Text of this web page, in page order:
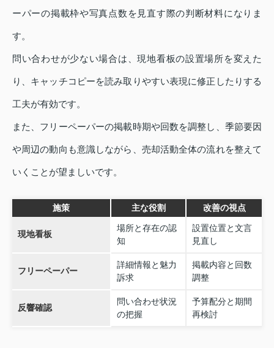
ーパーの掲載枠や写真点数を見直す際の判断材料になりま
す。
問い合わせが少ない場合は、現地看板の設置場所を変えた
り、キャッチコピーを読み取りやすい表現に修正したりする
工夫が有効です。
また、フリーペーパーの掲載時期や回数を調整し、季節要因
や周辺の動向も意識しながら、売却活動全体の流れを整えて
いくことが望ましいです。
施策 主な役割 改善の視点
現地看板
場所と存在の認
知
設置位置と文言
見直し
フリーペーパー
詳細情報と魅力
訴求
掲載内容と回数
調整
反響確認
問い合わせ状況
の把握
予算配分と期間
再検討